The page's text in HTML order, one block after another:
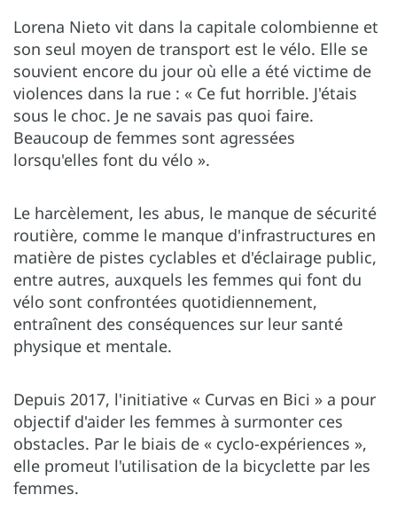
Lorena Nieto vit dans la capitale colombienne et
son seul moyen de transport est le vélo. Elle se
souvient encore du jour où elle a été victime de
violences dans la rue : « Ce fut horrible. J'étais
sous le choc. Je ne savais pas quoi faire.
Beaucoup de femmes sont agressées
lorsqu'elles font du vélo ».
Le harcèlement, les abus, le manque de sécurité
routière, comme le manque d'infrastructures en
matière de pistes cyclables et d'éclairage public,
entre autres, auxquels les femmes qui font du
vélo sont confrontées quotidiennement,
entraînent des conséquences sur leur santé
physique et mentale.
Depuis 2017, l'initiative « Curvas en Bici » a pour
objectif d'aider les femmes à surmonter ces
obstacles. Par le biais de « cyclo-expériences »,
elle promeut l'utilisation de la bicyclette par les
femmes.